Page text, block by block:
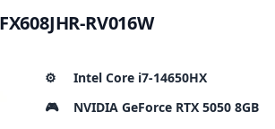
RV016W
⚙️ Intel Core i7-14650HX
🎮
NVIDIA GeForce RTX 5050 8GB